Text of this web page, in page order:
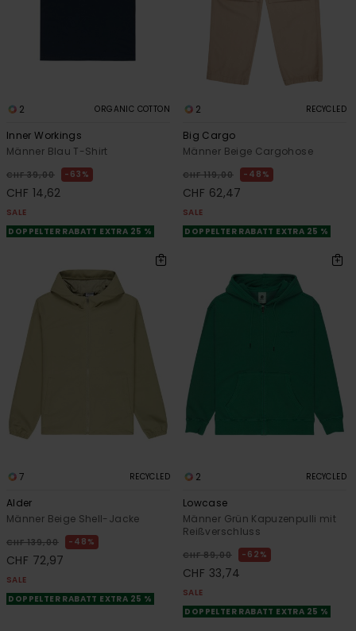
2 ORGANIC COTTON
Inner Workings
Männer Blau T-Shirt
CHF 39,00 63%
CHF 14,62
SALE
DOPPELTER RABATT EXTRA 25 %
2 RECYCLED
Big Cargo
Männer Beige Cargohose
CHF 119,00 48%
CHF 62,47
SALE
DOPPELTER RABATT EXTRA 25 %
7 RECYCLED
Alder
Männer Beige Shell-Jacke
CHF 139,00 48%
CHF 72,97
SALE
DOPPELTER RABATT EXTRA 25 %
2 RECYCLED
Lowcase
Männer Grün Kapuzenpulli mit
Reißverschluss
CHF 89,00 62%
CHF 33,74
SALE
DOPPELTER RABATT EXTRA 25 %